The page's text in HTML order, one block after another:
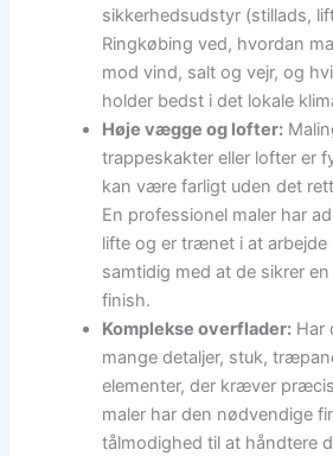
sikkerhedsudstyr (stillads,
Ringkøbing ved, hvordan
mod vind, salt og vejr, og
holder bedst i det lokale
Høje vægge og lofter:
trappeskakter eller lofter er
kan være farligt uden det
En professionel maler har
lifte og er trænet i at arbejde
samtidig med at de sikrer
finish.
Komplekse overflader: Har
mange detaljer, stuk,
elementer, der kræver
maler har den nødvendige
tålmodighed til at håndtere